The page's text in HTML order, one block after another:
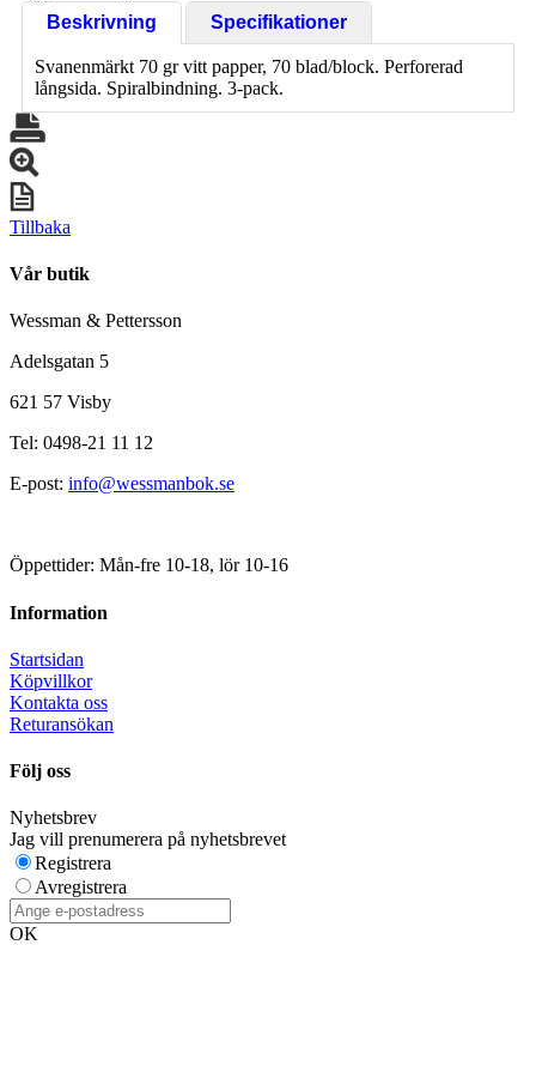
Beskrivning
Specifikationer
Svanenmärkt 70 gr vitt papper, 70 blad/block. Perforerad
långsida. Spiralbindning. 3-pack.
Tillbaka
Vår butik
Wessman & Pettersson
Adelsgatan 5
621 57 Visby
Tel: 0498-21 11 12
E-post: info@wessmanbok.se
Öppettider: Mån-fre 10-18, lör 10-16
Information
Startsidan
Köpvillkor
Kontakta oss
Returansökan
Följ oss
Nyhetsbrev
Jag vill prenumerera på nyhetsbrevet
Registrera
Avregistrera
OK